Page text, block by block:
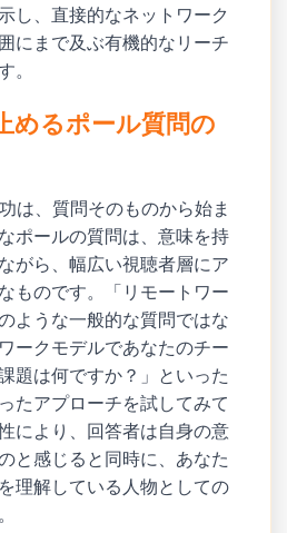
し、直接的なネットワーク
にまで及ぶ有機的なリーチ
。
めるポール質問の
は、質問そのものから始ま
ポールの質問は、意味を持
がら、幅広い視聴者層にア
ものです。「リモートワー
ような一般的な質問ではな
ークモデルであなたのチー
題は何ですか？」といった
たアプローチを試してみて
により、回答者は自身の意
と感じると同時に、あなた
理解している人物としての